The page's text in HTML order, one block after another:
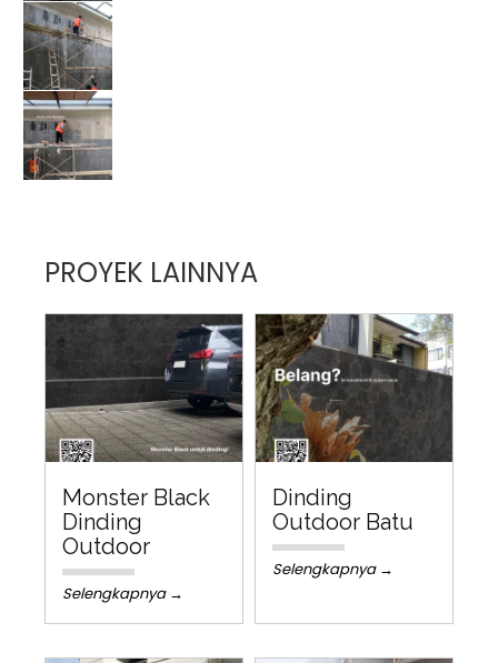
PROYEK LAINNYA
Monster Black
Dinding
Outdoor
Selengkapnya →
Dinding
Outdoor Batu
Selengkapnya →